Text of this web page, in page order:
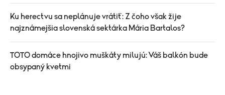
Ku herectvu sa neplánuje vrátiť: Z čoho však žije
najznámejšia slovenská sektárka Mária Bartalos?
TOTO domáce hnojivo muškáty milujú: Váš balkón bude
obsypaný kvetmi